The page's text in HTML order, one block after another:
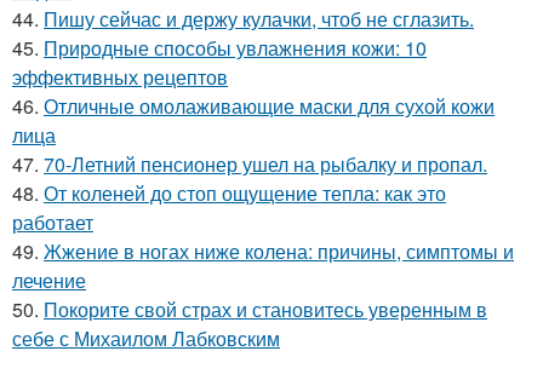
44. Пишу сейчас и держу кулачки, чтоб не сглазить.
45. Природные способы увлажнения кожи: 10
эффективных рецептов
46. Отличные омолаживающие маски для сухой кожи
лица
47. 70-Летний пенсионер ушел на рыбалку и пропал.
48. От коленей до стоп ощущение тепла: как это
работает
49. Жжение в ногах ниже колена: причины, симптомы и
лечение
50. Покорите свой страх и становитесь уверенным в
себе с Михаилом Лабковским